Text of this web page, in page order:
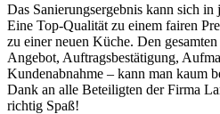
Das Sanierungsergebnis kann sich in
Eine Top-Qualität zu einem fairen
zu einer neuen Küche. Den
Angebot, Auftragsbestätigung,
Kundenabnahme – kann man kaum
Dank an alle Beteiligten der Firma
richtig Spaß!